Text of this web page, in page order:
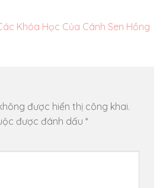
Khóa Học Của Cánh Sen Hồng
được hiển thị công khai.
được đánh dấu *